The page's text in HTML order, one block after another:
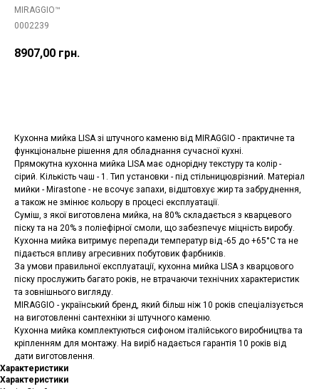
MIRAGGIO™
0002239
8907,00 грн.
Кухонна мийка LISA зі штучного каменю від MIRAGGIO - практичне та
функціональне рішення для обладнання сучасної кухні.
Прямокутна кухонна мийка LISA має однорідну текстуру та колір -
сірий. Кількість чаш - 1. Тип установки - під стільницю;врізний. Матеріал
мийки - Mirastone - не всочує запахи, відштовхує жир та забруднення,
а також не змінює кольору в процесі експлуатації.
Суміш, з якої виготовлена мийка, на 80% складається з кварцевого
піску та на 20% з поліефірної смоли, що забезпечує міцність виробу.
Кухонна мийка витримує перепади температур від -65 до +65°C та не
підається впливу агресивних побутовик фарбників.
За умови правильної експлуатації, кухонна мийка LISA з кварцового
піску прослужить багато років, не втрачаючи технічних характеристик
та зовнішнього вигляду.
MIRAGGIO - український бренд, який більш ніж 10 років спеціалізується
на виготовленні сантехніки зі штучного каменю.
Кухонна мийка комплектуються сифоном італійського виробництва та
кріпленням для монтажу. На виріб надається гарантія 10 років від
дати виготовлення.
Характеристики
Характеристики